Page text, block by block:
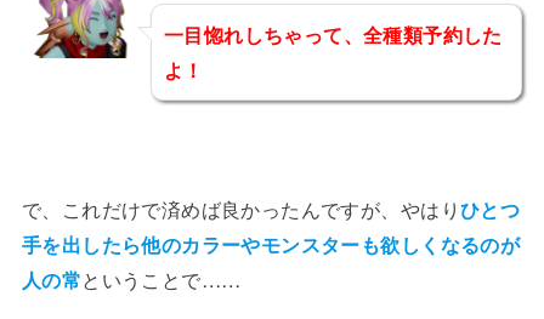
一目惚れしちゃって、全種類予約した
よ！
で、これだけで済めば良かったんですが、やはりひとつ
手を出したら他のカラーやモンスターも欲しくなるのが
人の常ということで……